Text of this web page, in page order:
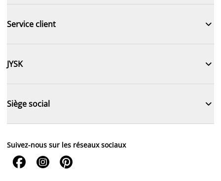
Service client 
JYSK 
Siège social 
Suivez-nous sur les réseaux sociaux
  